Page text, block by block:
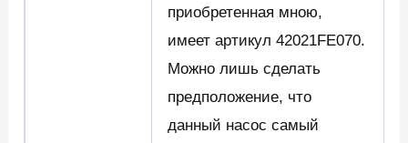
приобретенная мною,
имеет артикул 42021FE070.
Можно лишь сделать
предположение, что
данный насос самый